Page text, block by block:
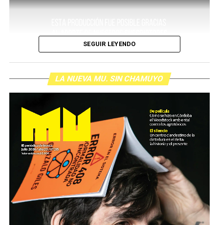
SEGUIR LEYENDO
LA NUEVA MU. SIN CHAMUYO